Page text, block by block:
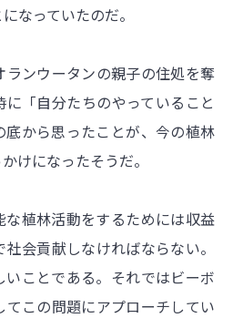
なっていたのだ。
ランウータンの親子の住処を奪
「自分たちのやっていること
から思ったことが、今の植林
けになったそうだ。
な植林活動をするためには収益
会貢献しなければならない。
ことである。それではビーボ
この問題にアプローチしてい